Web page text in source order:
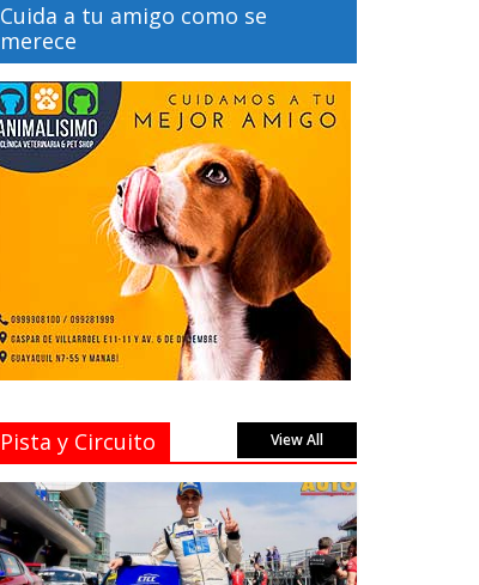
Cuida a tu amigo como se
merece
Pista y Circuito View All